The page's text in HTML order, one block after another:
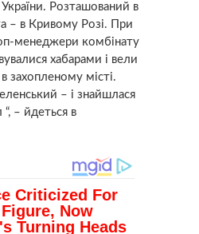
Розташований в
– в Кривому Розі. При
менеджери комбінату
хабарами і вели
захопленому місті.
– і знайшлася
– йдеться в